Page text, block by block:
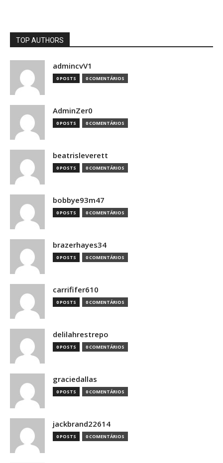
TOP AUTHORS
admincvV1
0 POSTS 0 COMENTÁRIOS
AdminZer0
0 POSTS 0 COMENTÁRIOS
beatrisleverett
0 POSTS 0 COMENTÁRIOS
bobbye93m47
0 POSTS 0 COMENTÁRIOS
brazerhayes34
0 POSTS 0 COMENTÁRIOS
carrififer610
0 POSTS 0 COMENTÁRIOS
delilahrestrepo
0 POSTS 0 COMENTÁRIOS
graciedallas
0 POSTS 0 COMENTÁRIOS
jackbrand22614
0 POSTS 0 COMENTÁRIOS